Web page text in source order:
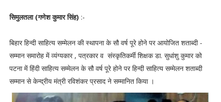
सिमुलतला (गणेश कुमार सिंह) :-
बिहार हिन्दी साहित्य सम्मेलन की स्थापना के सौ वर्ष पूरे होने पर आयोजित शताब्दी -
सम्मान समारोह में व्यंग्यकार , पत्रकार व संस्कृतिकर्मी शिक्षक डा. सुधांशु कुमार को
पटना में हिंदी साहित्य सम्मेलन के सौ वर्ष पूरे होने पर हिन्दी साहित्य सम्मेलन शताब्दी
सम्मान से केन्द्रीय मंत्री रविशंकर प्रसाद ने सम्मानित किया ।